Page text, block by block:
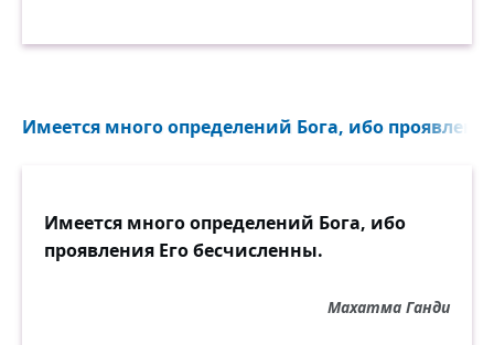
Имеется много определений Бога, ибо
Имеется много определений Бога, ибо
проявления Его бесчисленны.
Махатма Ганди